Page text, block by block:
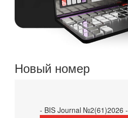
Новый номер
- BIS Journal №2(61)2026 -